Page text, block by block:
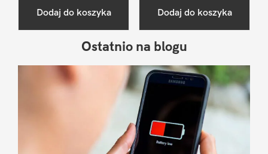
Dodaj do koszyka Dodaj do koszyka
Sidebar
Ostatnio na blogu